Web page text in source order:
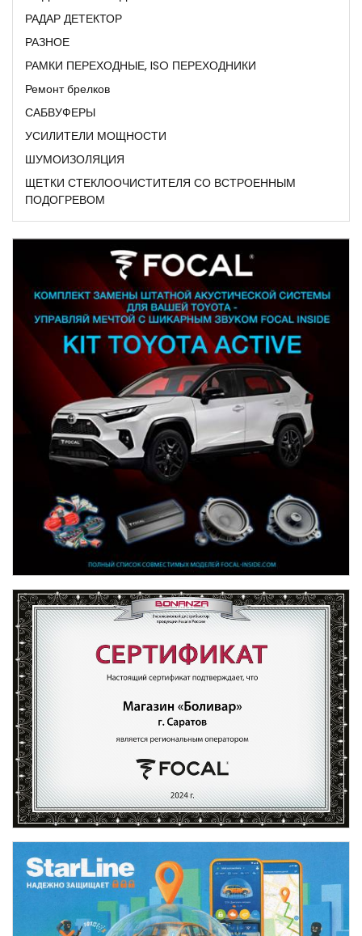
РАДАР ДЕТЕКТОР
РАЗНОЕ
РАМКИ ПЕРЕХОДНЫЕ, ISO ПЕРЕХОДНИКИ
Ремонт брелков
САБВУФЕРЫ
УСИЛИТЕЛИ МОЩНОСТИ
ШУМОИЗОЛЯЦИЯ
ЩЕТКИ СТЕКЛООЧИСТИТЕЛЯ СО ВСТРОЕННЫМ
ПОДОГРЕВОМ